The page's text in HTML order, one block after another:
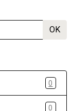
OK
0
0